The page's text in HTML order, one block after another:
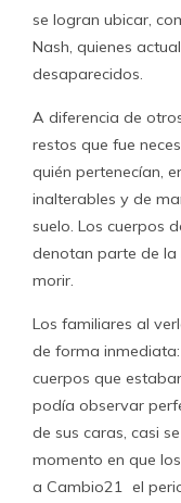
se logran ubicar,
Nash, quienes
desaparecidos.
A diferencia de
restos que fue
quién pertenecían,
inalterables y de
suelo. Los cuerpos
denotan parte de
morir.
Los familiares al
de forma
cuerpos que
podía observar
de sus caras, casi
momento en que
a Cambio21 el